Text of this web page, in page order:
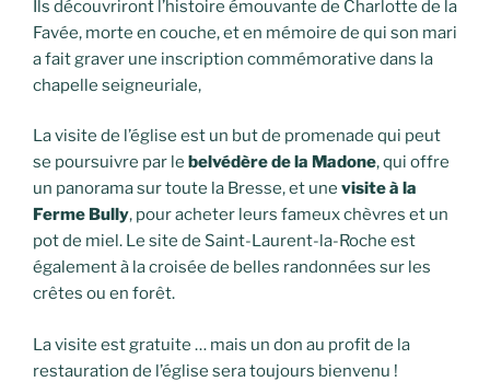
Ils découvriront l’histoire émouvante de Charlotte de la
Favée, morte en couche, et en mémoire de qui son mari
a fait graver une inscription commémorative dans la
chapelle seigneuriale,
La visite de l’église est un but de promenade qui peut
se poursuivre par le belvédère de la Madone, qui offre
un panorama sur toute la Bresse, et une visite à la
Ferme Bully, pour acheter leurs fameux chèvres et un
pot de miel. Le site de Saint-Laurent-la-Roche est
également à la croisée de belles randonnées sur les
crêtes ou en forêt.
La visite est gratuite … mais un don au profit de la
restauration de l’église sera toujours bienvenu !